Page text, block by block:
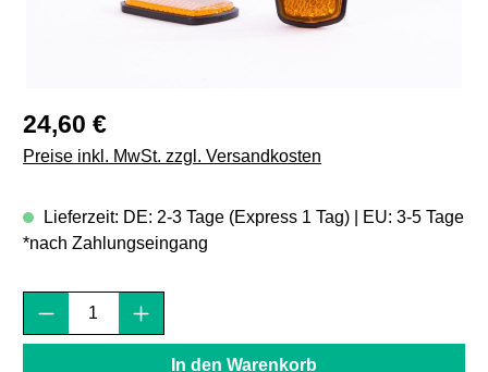
Regulärer Preis:
24,60 €
Preise inkl. MwSt. zzgl. Versandkosten
Lieferzeit: DE: 2-3 Tage (Express 1 Tag) | EU: 3-5 Tage
*nach Zahlungseingang
Produkt Anzahl: Gib den gewünschten
In den Warenkorb